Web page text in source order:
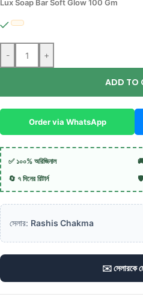
Lux Soap Bar Soft Glow 100 Gm
- +
ADD TO
Order via WhatsApp
✅ ১০০% অরিজিনাল
🔄 ৭ দিনের রিটার্ন
🛡️
সেলার: Rashis Chakma
✉️ সেলারকে